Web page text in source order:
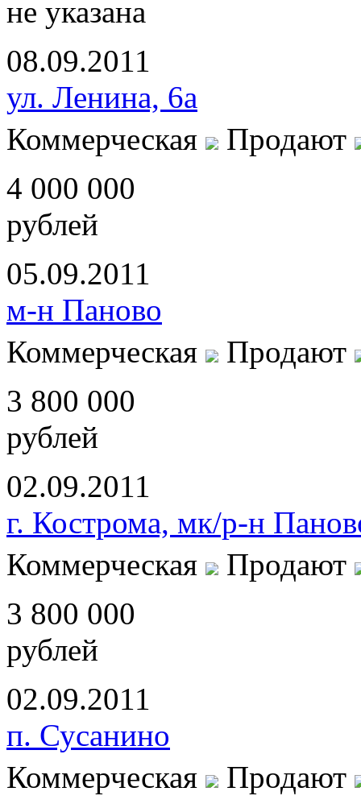
не указана
08.09.2011
ул. Ленина, 6а
Коммерческая
Продают
4 000 000
рублей
05.09.2011
м-н Паново
Коммерческая
Продают
3 800 000
рублей
02.09.2011
г. Кострома, мк/р-н
Коммерческая
Продают
3 800 000
рублей
02.09.2011
п. Сусанино
Коммерческая
Продают